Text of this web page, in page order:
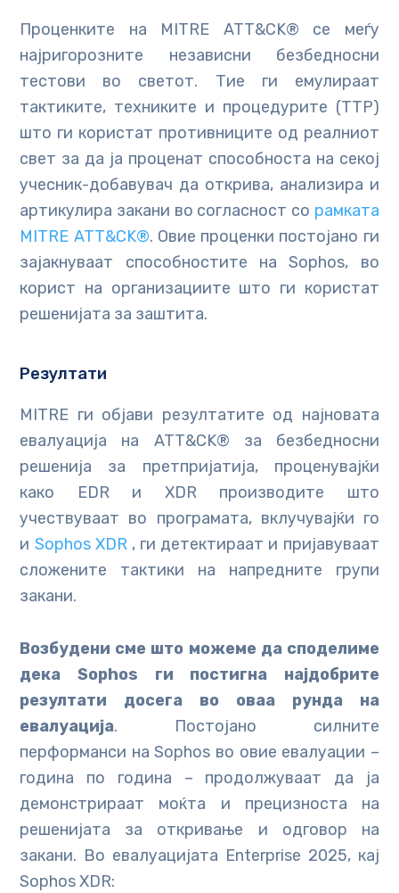
Проценките на MITRE ATT&CK® се меѓу
најригорозните независни безбедносни
тестови во светот. Тие ги емулираат
тактиките, техниките и процедурите (TTP)
што ги користат противниците од реалниот
свет за да ја проценат способноста на секој
учесник-добавувач да открива, анализира и
артикулира закани во согласност со рамката
MITRE ATT&CK®. Овие проценки постојано ги
зајакнуваат способностите на Sophos, во
корист на организациите што ги користат
решенијата за заштита.
Резултати
MITRE ги објави резултатите од најновата
евалуација на ATT&CK® за безбедносни
решенија за претпријатија, проценувајќи
како EDR и XDR производите што
учествуваат во програмата, вклучувајќи го
и Sophos XDR, ги детектираат и пријавуваат
сложените тактики на напредните групи
закани.
Возбудени сме што можеме да споделиме
дека Sophos ги постигна најдобрите
резултати досега во оваа рунда на
евалуација. Постојано силните
перформанси на Sophos во овие евалуации –
година по година – продолжуваат да ја
демонстрираат моќта и прецизноста на
решенијата за откривање и одговор на
закани. Во евалуацијата Enterprise 2025, кај
Sophos XDR: